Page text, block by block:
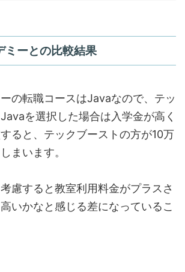
ミーとの比較結果
の転職コースはJavaなので、テッ
を選択した場合は入学金が高く
ると、テックブーストの方が10万
まいます。
慮すると教室利用料金がプラスさ
いかなと感じる差になっているこ